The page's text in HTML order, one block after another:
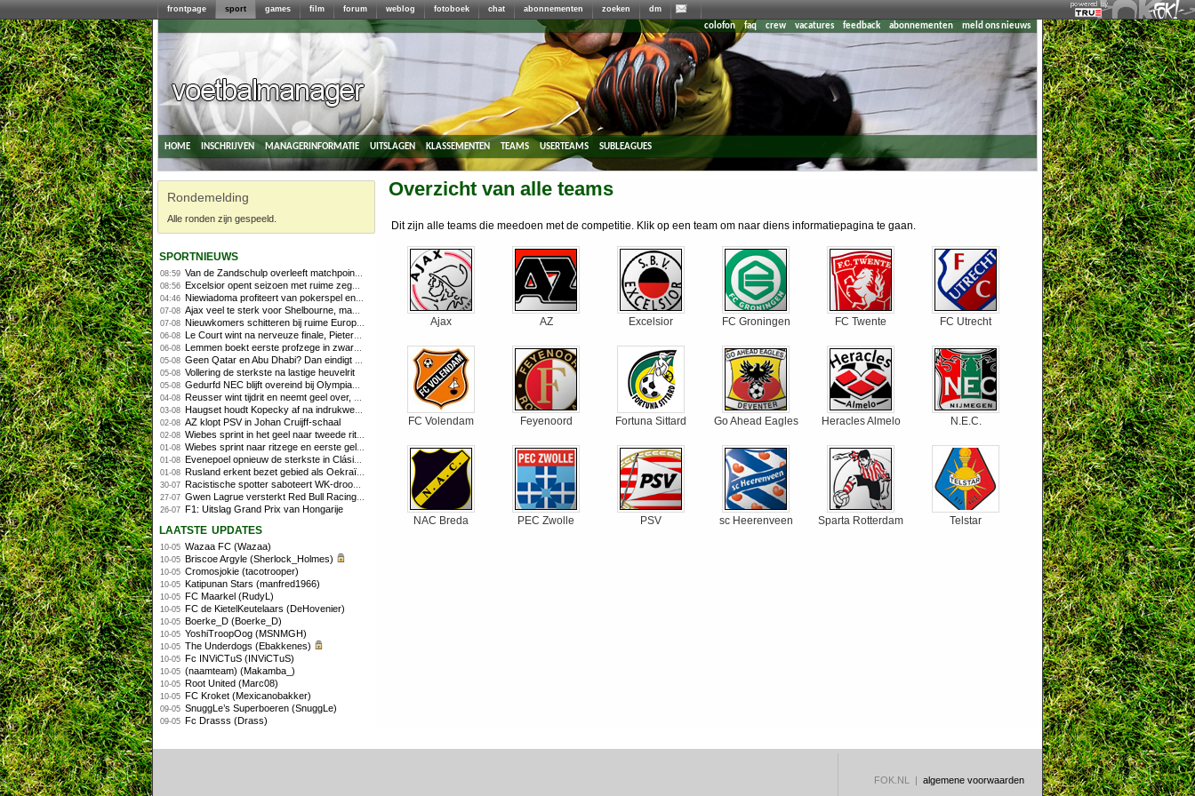
frontpage sport games film forum weblog fotoboek chat abonnementen zoeken dm
colofon faq crew vacatures feedback abonnementen meld ons nieuws
home inschrijven managerinformatie uitslagen klassementen teams userteams subleagues
Rondemelding
Alle ronden zijn gespeeld.
sportnieuws
08:59 Van de Zandschulp overleeft matchpoints, ook Griekspoor verder in Montreal
08:56 Excelsior opent seizoen met ruime zege op promovendus Cambuur
04:46 Niewiadoma profiteert van pokerspel en grijpt geel op Ventoux
07-08 Ajax veel te sterk voor Shelbourne, maar houdt schade beperkt
07-08 Nieuwkomers schitteren bij ruime Europese zege FC Twente
06-08 Le Court wint na nerveuze finale, Pieterse derde
06-08 Lemmen boekt eerste profzege in zware Ronde van Polen-rit
05-08 Geen Qatar en Abu Dhabi? Dan eindigt Formule 1-seizoen mogelijk in Europa
05-08 Vollering de sterkste na lastige heuvelrit
05-08 Gedurfd NEC blijft overeind bij Olympiakos
04-08 Reusser wint tijdrit en neemt geel over, Nooijen knap tweede
03-08 Haugset houdt Kopecky af na indrukwekkende solo van 86 kilometer
02-08 AZ klopt PSV in Johan Cruijff-schaal
02-08 Wiebes sprint in het geel naar tweede ritzege
01-08 Wiebes sprint naar ritzege en eerste gele trui in Tour Femmes
01-08 Evenepoel opnieuw de sterkste in Clásica San Sebastián
01-08 Rusland erkent bezet gebied als Oekraïens voor opheffing IOC-schorsing
30-07 Racistische spotter saboteert WK-droom van powerliftster
27-07 Gwen Lagrue versterkt Red Bull Racing vanaf 2027
26-07 F1: Uitslag Grand Prix van Hongarije
laatste updates
10-05 Wazaa FC (Wazaa)
10-05 Briscoe Argyle (Sherlock_Holmes)
10-05 Cromosjokie (tacotrooper)
10-05 Katipunan Stars (manfred1966)
10-05 FC Maarkel (RudyL)
10-05 FC de KietelKeutelaars (DeHovenier)
10-05 Boerke_D (Boerke_D)
10-05 YoshiTroopOog (MSNMGH)
10-05 The Underdogs (Ebakkenes)
10-05 Fc INViCTuS (INViCTuS)
10-05 (naamteam) (Makamba_)
10-05 Root United (Marc08)
10-05 FC Kroket (Mexicanobakker)
09-05 SnuggLe’s Superboeren (SnuggLe)
09-05 Fc Drasss (Drass)
Overzicht van alle teams
Dit zijn alle teams die meedoen met de competitie. Klik op een team om naar diens informatiepagina te gaan.
Ajax AZ Excelsior FC Groningen FC Twente FC Utrecht
FC Volendam Feyenoord Fortuna Sittard Go Ahead Eagles Heracles Almelo N.E.C.
NAC Breda PEC Zwolle PSV sc Heerenveen Sparta Rotterdam Telstar
FOK.NL | algemene voorwaarden